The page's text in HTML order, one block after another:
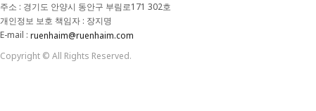
주소 : 경기도 안양시 동안구 부림로171 302호
개인정보 보호 책임자 : 장지명
E-mail : ruenhaim@ruenhaim.com
Copyright © All Rights Reserved.